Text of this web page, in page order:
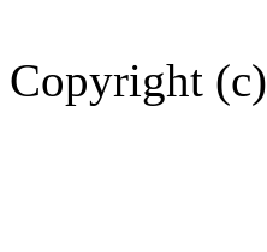
Copyright